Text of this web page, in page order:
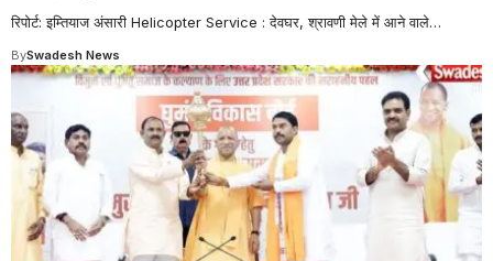
रिपोर्ट: इम्तियाज अंसारी Helicopter Service : देवघर, श्रावणी मेले में आने वाले…
BySwadesh News